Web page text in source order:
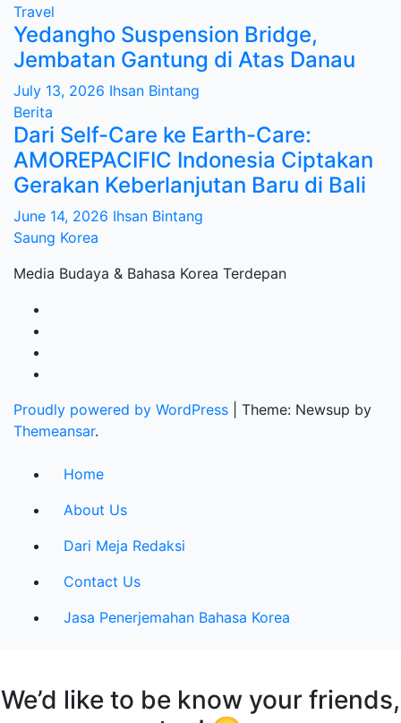
Travel
Yedangho Suspension Bridge,
Jembatan Gantung di Atas Danau
July 13, 2026 Ihsan Bintang
Berita
Dari Self-Care ke Earth-Care:
AMOREPACIFIC Indonesia Ciptakan
Gerakan Keberlanjutan Baru di Bali
June 14, 2026 Ihsan Bintang
Saung Korea
Media Budaya & Bahasa Korea Terdepan
Proudly powered by WordPress
Theme: Newsup by
Themeansar.
Home
About Us
Dari Meja Redaksi
Contact Us
Jasa Penerjemahan Bahasa Korea
We’d like to be know your friends,